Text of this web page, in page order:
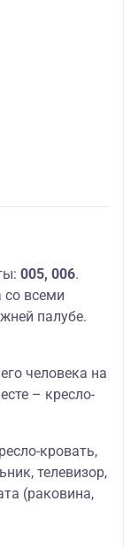
005, 006.
со всеми
палубе.
человека на
– кресло-
кровать,
телевизор,
(раковина,